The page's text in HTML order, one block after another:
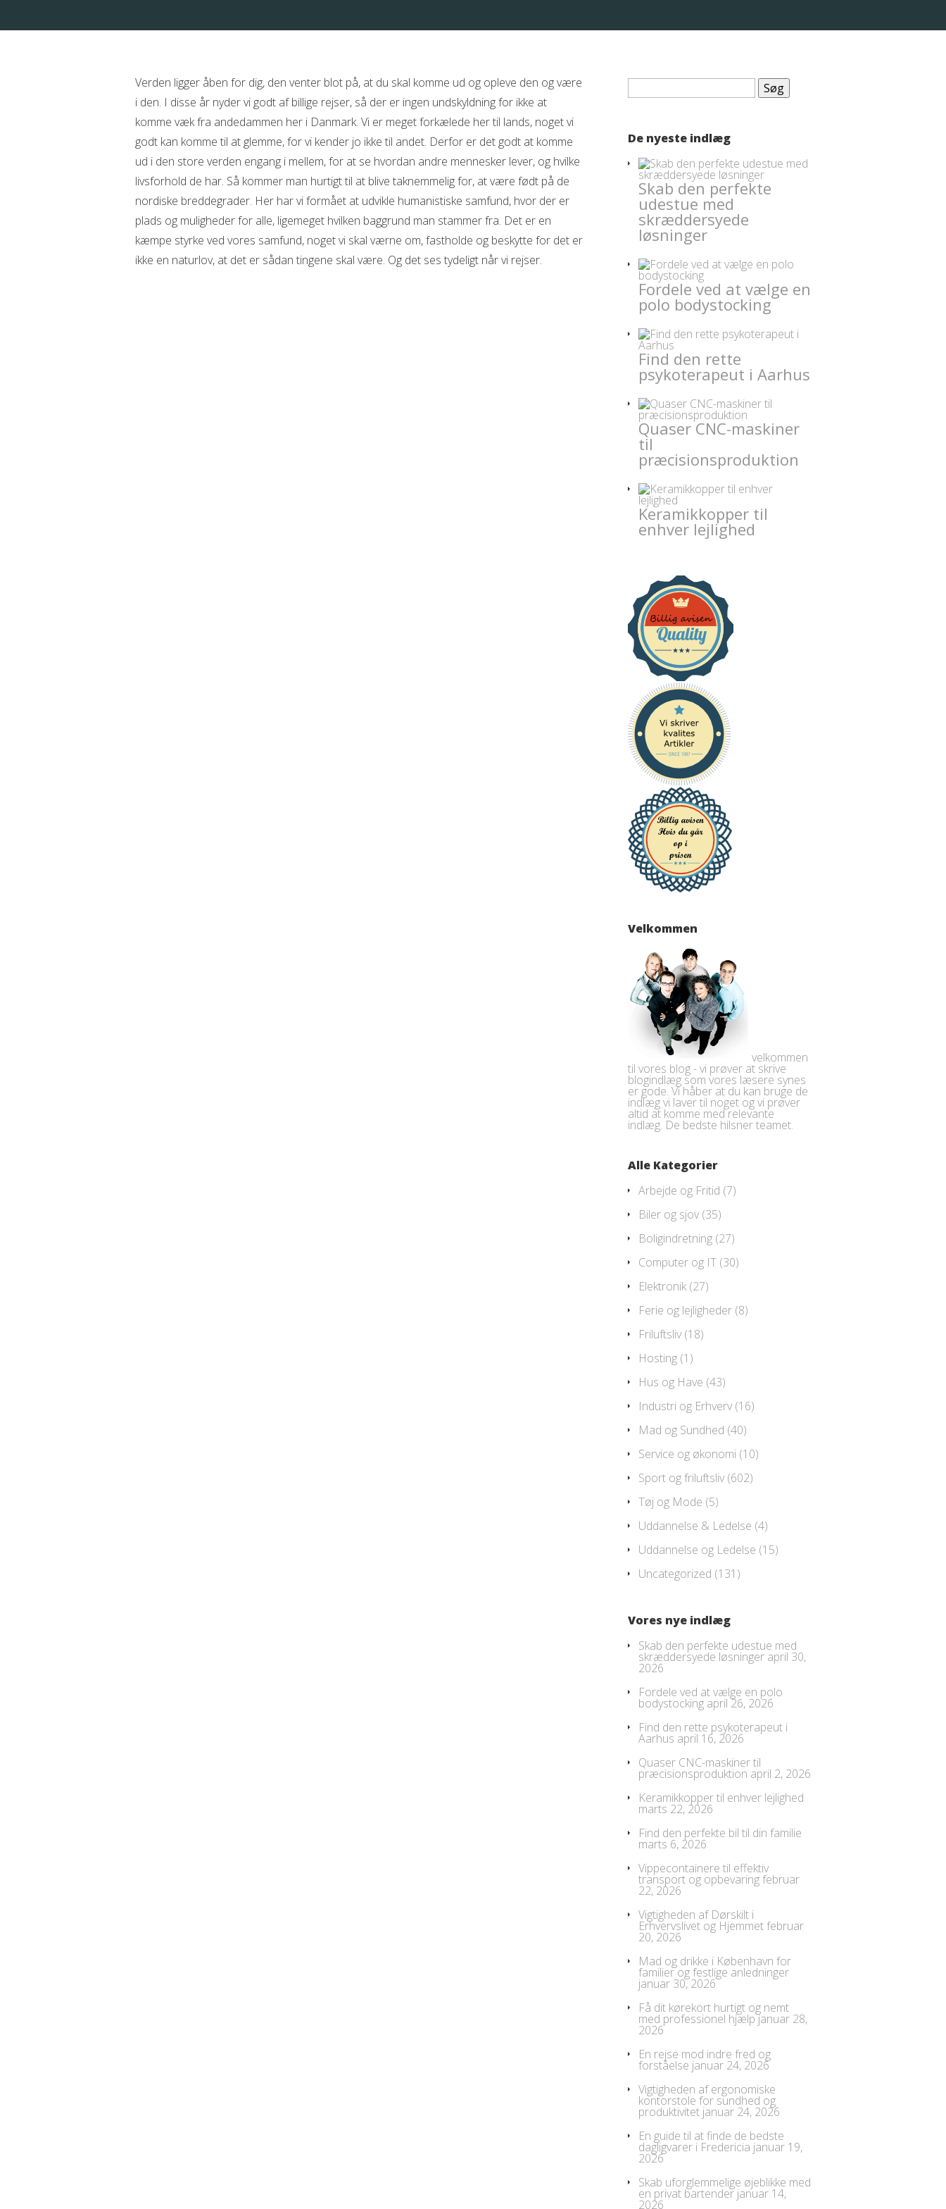
Verden ligger åben for dig, den venter blot på, at du skal komme ud og opleve den og være
i den. I disse år nyder vi godt af billige rejser, så der er ingen undskyldning for ikke at
komme væk fra andedammen her i Danmark. Vi er meget forkælede her til lands, noget vi
godt kan komme til at glemme, for vi kender jo ikke til andet. Derfor er det godt at komme
ud i den store verden engang i mellem, for at se hvordan andre mennesker lever, og hvilke
livsforhold de har. Så kommer man hurtigt til at blive taknemmelig for, at være født på de
nordiske breddegrader. Her har vi formået at udvikle humanistiske samfund, hvor der er
plads og muligheder for alle, ligemeget hvilken baggrund man stammer fra. Det er en
kæmpe styrke ved vores samfund, noget vi skal værne om, fastholde og beskytte for det er
ikke en naturlov, at det er sådan tingene skal være. Og det ses tydeligt når vi rejser.
Søg
De nyeste indlæg
Skab den perfekte
udestue med
skræddersyede
løsninger
Fordele ved at vælge en
polo bodystocking
Find den rette
psykoterapeut i Aarhus
Quaser CNC-maskiner
til
præcisionsproduktion
Keramikkopper til
enhver lejlighed
Velkommen
velkommen
til vores blog - vi prøver at skrive
blogindlæg som vores læsere synes
er gode. Vi håber at du kan bruge de
indlæg vi laver til noget og vi prøver
altid at komme med relevante
indlæg. De bedste hilsner teamet.
Alle Kategorier
Arbejde og Fritid (7)
Biler og sjov (35)
Boligindretning (27)
Computer og IT (30)
Elektronik (27)
Ferie og lejligheder (8)
Friluftsliv (18)
Hosting (1)
Hus og Have (43)
Industri og Erhverv (16)
Mad og Sundhed (40)
Service og økonomi (10)
Sport og friluftsliv (602)
Tøj og Mode (5)
Uddannelse & Ledelse (4)
Uddannelse og Ledelse (15)
Uncategorized (131)
Vores nye indlæg
Skab den perfekte udestue med
skræddersyede løsninger april 30,
2026
Fordele ved at vælge en polo
bodystocking april 26, 2026
Find den rette psykoterapeut i
Aarhus april 16, 2026
Quaser CNC-maskiner til
præcisionsproduktion april 2, 2026
Keramikkopper til enhver lejlighed
marts 22, 2026
Find den perfekte bil til din familie
marts 6, 2026
Vippecontainere til effektiv
transport og opbevaringfebruar
22, 2026
Vigtigheden af Dørskilt i
Erhvervslivet og Hjemmetfebruar
20, 2026
Mad og drikke i København for
familier og festlige anledninger
januar 30, 2026
Få dit kørekort hurtigt og nemt
med professionel hjælp januar 28,
2026
En rejse mod indre fred og
forståelse januar 24, 2026
Vigtigheden af ergonomiske
kontorstole for sundhed og
produktivitet januar 24, 2026
En guide til at finde de bedste
dagligvarer i Fredericia januar 19,
2026
Skab uforglemmelige øjeblikke med
en privat bartender januar 14,
2026